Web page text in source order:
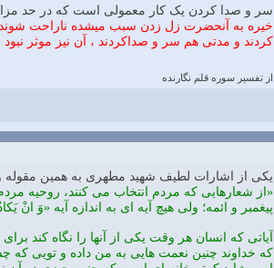
سر و صدا کردن یک کار معمولی است که در حد
خیره به آنحضرت زل زدن سبب میشده ناراحت شوند
کردند و مدتی هم سر و صداکردند ، آن نیز موثر
از تفسیر سوره قلم نگارنده
یکی از اشارات لطیف شهید مطهری به همین مقوله و
«از شعارهایی که مردم انتخاب می کنند، روحیه
پیغمبر و ائمه؛ ولی هیچ آیه ای به اندازه آیه «وَ
آیاتی که انسان هر وقت یکی از آنها را نگاه کند
که خداوند چنین نعمت هایی به من داده و تویی